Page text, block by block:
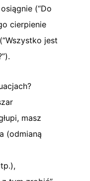
(“Do
cierpienie
jest
masz
(odmianą